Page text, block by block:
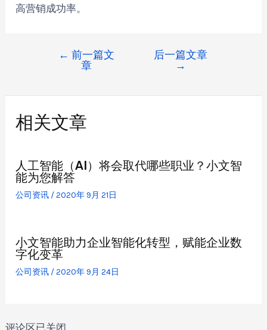
高营销成功率。
← 前一篇文
章
后一篇文章
→
相关文章
人工智能（AI）将会取代哪些职业？小文智
能为您解答
公司资讯 /2020年 9月 21日
小文智能助力企业智能化转型，赋能企业数
字化变革
公司资讯 /2020年 9月 24日